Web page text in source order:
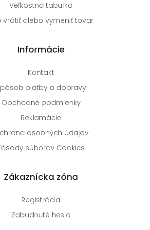
Veľkostná tabuľka
vrátiť alebo vymeniť tovar
Informácie
Kontakt
platby a dopravy
Obchodné podmienky
Reklamácie
osobných údajov
súborov Cookies
Zákaznícka zóna
Registrácia
Zabudnuté heslo